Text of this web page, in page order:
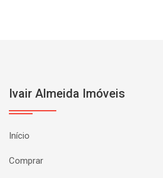
Ivair Almeida Imóveis
Início
Comprar